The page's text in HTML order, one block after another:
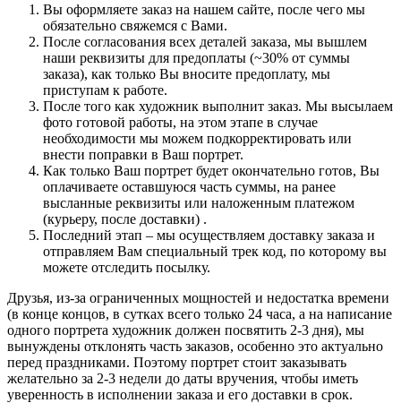
Вы оформляете заказ на нашем сайте, после чего мы
обязательно свяжемся с Вами.
После согласования всех деталей заказа, мы вышлем
наши реквизиты для предоплаты (~30% от суммы
заказа), как только Вы вносите предоплату, мы
приступам к работе.
После того как художник выполнит заказ. Мы высылаем
фото готовой работы, на этом этапе в случае
необходимости мы можем подкорректировать или
внести поправки в Ваш портрет.
Как только Ваш портрет будет окончательно готов, Вы
оплачиваете оставшуюся часть суммы, на ранее
высланные реквизиты или наложенным платежом
(курьеру, после доставки) .
Последний этап – мы осуществляем доставку заказа и
отправляем Вам специальный трек код, по которому вы
можете отследить посылку.
Друзья, из-за ограниченных мощностей и недостатка времени
(в конце концов, в сутках всего только 24 часа, а на написание
одного портрета художник должен посвятить 2-3 дня), мы
вынуждены отклонять часть заказов, особенно это актуально
перед праздниками. Поэтому портрет стоит заказывать
желательно за 2-3 недели до даты вручения, чтобы иметь
уверенность в исполнении заказа и его доставки в срок.